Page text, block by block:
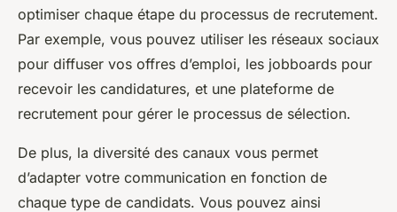
optimiser chaque étape du processus de recrutement.
Par exemple, vous pouvez utiliser les réseaux sociaux
pour diffuser vos offres d’emploi, les jobboards pour
recevoir les candidatures, et une plateforme de
recrutement pour gérer le processus de sélection.
De plus, la diversité des canaux vous permet
d’adapter votre communication en fonction de
chaque type de candidats. Vous pouvez ainsi